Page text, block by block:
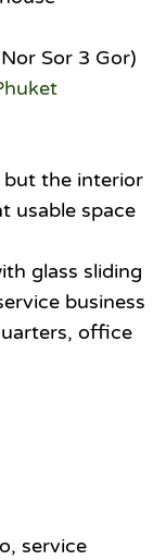
Sor 3 Gor)
but the interior
usable space
glass sliding
business
office
service